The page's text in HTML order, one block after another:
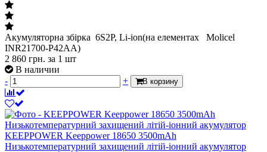
Акумуляторна збірка 6S2P, Li-ion(на елементах Molicel
INR21700-P42AA)
2 860 грн. за 1 шт
В наличии
-
+ В корзину
KEEPPOWER Keeppower 18650 3500mAh
Низькотемпературний захищений літій-іонний акумулятор